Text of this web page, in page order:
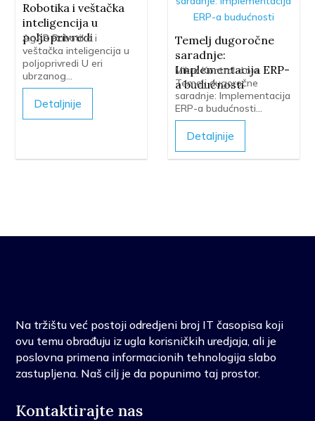
Robotika i veštačka
inteligencija u
poljoprivredi
AgAR Robotika i
veštačka inteligencija u
poljoprivredi U eri
ubrzanog...
Detaljnije
Temelj dugoročne
saradnje:
Implementacija ERP-
a budućnosti
Mikro Kontrol d.o.o.
Temelj dugoročne
saradnje: Implementacija
ERP-a budućnosti...
Detaljnije
Na tržištu već postoji odredjeni broj IT časopisa koji
ovu temu obrađuju iz ugla korisničkih uredjaja, ali je
poslovna primena informacionih tehnologija slabo
zastupljena. Naš cilj je da popunimo taj prostor.
Kontaktirajte nas